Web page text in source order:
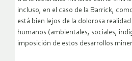
incluso, en el caso de la Barrick,
está bien lejos de la dolorosa
humanos (ambientales, sociales,
imposición de estos desarrollos